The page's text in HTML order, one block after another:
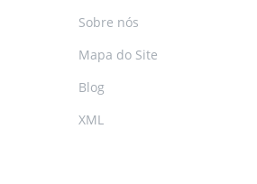
Sobre nós
Mapa do Site
Blog
XML